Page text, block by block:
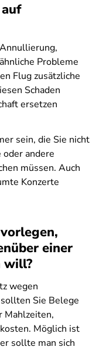
Probleme
Flug zusätzliche
Schaden
ersetzen
sein, die Sie nicht
oder andere
müssen. Auch
Konzerte
einer
will?
wegen
Sie Belege
Mahlzeiten,
Möglich ist
sollte man sich